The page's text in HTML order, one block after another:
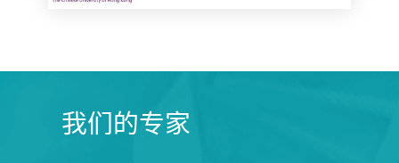
我们的专家